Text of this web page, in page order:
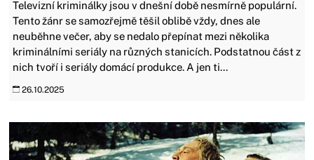
Televizní kriminálky jsou v dnešní době nesmírně populární.
Tento žánr se samozřejmě těšil oblibě vždy, dnes ale
neuběhne večer, aby se nedalo přepínat mezi několika
kriminálními seriály na různých stanicích. Podstatnou část z
nich tvoří i seriály domácí produkce. A jen ti...
26.10.2025